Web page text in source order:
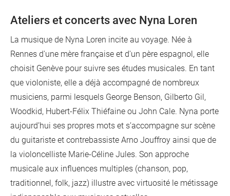
Ateliers et concerts avec Nyna Loren
La musique de Nyna Loren incite au voyage. Née à
Rennes d'une mère française et d'un père espagnol, elle
choisit Genève pour suivre ses études musicales. En tant
que violoniste, elle a déjà accompagné de nombreux
musiciens, parmi lesquels George Benson, Gilberto Gil,
Woodkid, Hubert-Félix Thiéfaine ou John Cale. Nyna porte
aujourd’hui ses propres mots et s’accompagne sur scène
du guitariste et contrebassiste Arno Jouffroy ainsi que de
la violoncelliste Marie-Céline Jules. Son approche
musicale aux influences multiples (chanson, pop,
traditionnel, folk, jazz) illustre avec virtuosité le métissage